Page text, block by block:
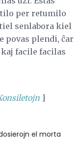
per retumilo
senlabora kiel
povas plendi, ĉar
facile facilas
]
el morta